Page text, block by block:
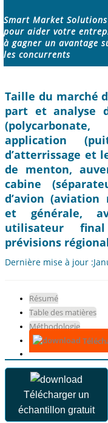
Smart Market Solutions
pour aider votre
à gagner un avantage
les concurrents
Taille du marché
part et analyse
application
d’atterrissage et
de menton,
cabine
d’avion
et générale,
utilisateur
prévisions
Dernière mise à jour
Résumé
Table des matières
Méthodologie
Télécharger un
échantillon gratuit